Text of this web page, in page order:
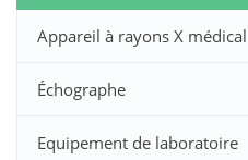
Appareil à rayons X médical
Échographe
Equipement de laboratoire